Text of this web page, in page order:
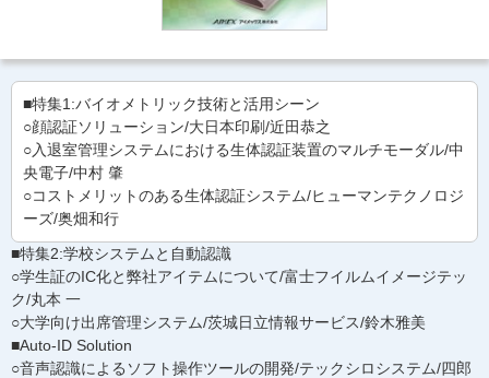
■特集1:バイオメトリック技術と活用シーン
○顔認証ソリューション/大日本印刷/近田恭之
○入退室管理システムにおける生体認証装置のマルチモーダル/中
央電子/中村 肇
○コストメリットのある生体認証システム/ヒューマンテクノロジ
ーズ/奥畑和行
■特集2:学校システムと自動認識
○学生証のIC化と弊社アイテムについて/富士フイルムイメージテッ
ク/丸本 一
○大学向け出席管理システム/茨城日立情報サービス/鈴木雅美
■Auto-ID Solution
○音声認識によるソフト操作ツールの開発/テックシロシステム/四郎